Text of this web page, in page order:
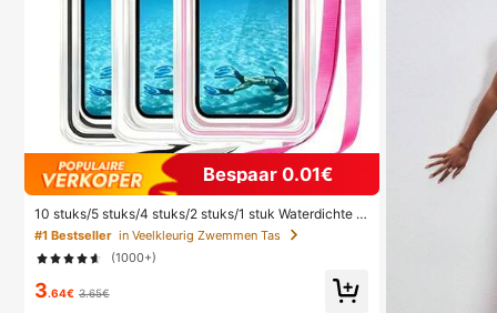
Bespaar 0.01€
10 stuks/5 stuks/4 stuks/2 stuks/1 stuk Waterdichte t
as, Waterdichte telefoonhoes voor onder water, Water
dichte telefoonhoes voor op het strand, Zomerse kam
peeruitrusting, Vakantiebenodigdheden, Onmisbaar
#1 Bestseller in Veelkleurig Zwemmen Tas
(1000+)
3.64€ 3.65€